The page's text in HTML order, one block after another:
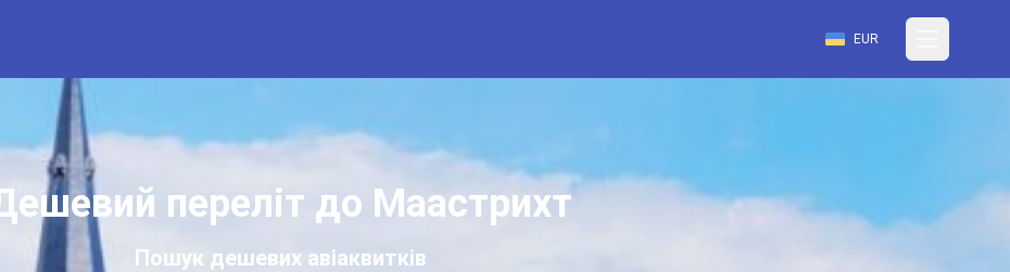
EUR
переліт до Маастрихт
Пошук дешевих авіаквитків